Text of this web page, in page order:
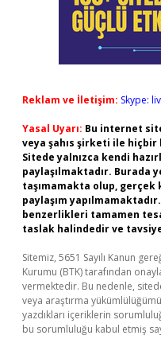
Reklam ve İletişim: Skype:
Yasal Uyarı: Bu internet
veya şahıs şirketi ile hiçbir
Sitede yalnızca kendi
paylaşılmaktadır. Burada
taşımamakta olup, gerçek
paylaşım
benzerlikleri tamamen
taslak halindedir ve
Sitemiz, 5651 Sayılı Kanun
Kurumu (BTK) tarafından
vermektedir. Bu nedenle,
veya araştırma
yazdıkları içeriklerin
bu sorumluluğu kabul etmiş